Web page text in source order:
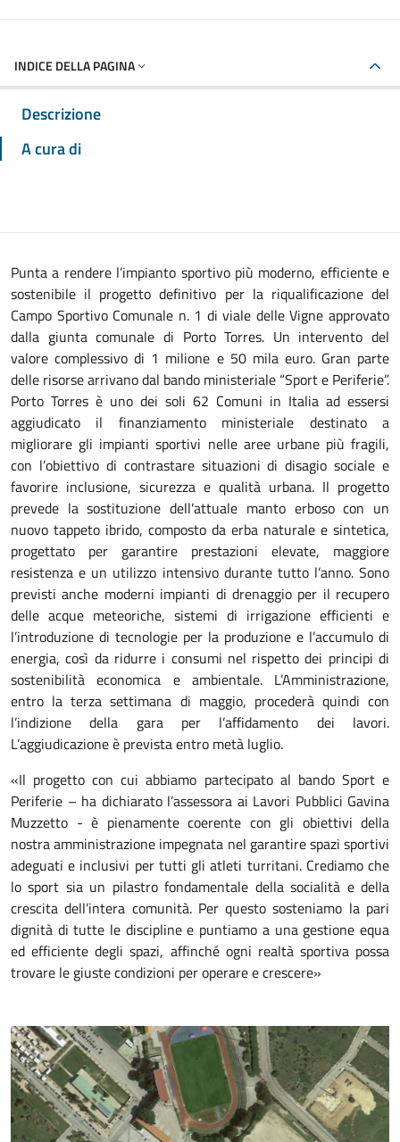
INDICE DELLA PAGINA
Descrizione
A cura di
Punta a rendere l’impianto sportivo più moderno, efficiente e
sostenibile il progetto definitivo per la riqualificazione del
Campo Sportivo Comunale n. 1 di viale delle Vigne approvato
dalla giunta comunale di Porto Torres. Un intervento del
valore complessivo di 1 milione e 50 mila euro. Gran parte
delle risorse arrivano dal bando ministeriale “Sport e Periferie”.
Porto Torres è uno dei soli 62 Comuni in Italia ad essersi
aggiudicato il finanziamento ministeriale destinato a
migliorare gli impianti sportivi nelle aree urbane più fragili,
con l’obiettivo di contrastare situazioni di disagio sociale e
favorire inclusione, sicurezza e qualità urbana. Il progetto
prevede la sostituzione dell’attuale manto erboso con un
nuovo tappeto ibrido, composto da erba naturale e sintetica,
progettato per garantire prestazioni elevate, maggiore
resistenza e un utilizzo intensivo durante tutto l’anno. Sono
previsti anche moderni impianti di drenaggio per il recupero
delle acque meteoriche, sistemi di irrigazione efficienti e
l’introduzione di tecnologie per la produzione e l’accumulo di
energia, così da ridurre i consumi nel rispetto dei principi di
sostenibilità economica e ambientale. L’Amministrazione,
entro la terza settimana di maggio, procederà quindi con
l’indizione della gara per l’affidamento dei lavori.
L’aggiudicazione è prevista entro metà luglio.
«Il progetto con cui abbiamo partecipato al bando Sport e
Periferie – ha dichiarato l’assessora ai Lavori Pubblici Gavina
Muzzetto - è pienamente coerente con gli obiettivi della
nostra amministrazione impegnata nel garantire spazi sportivi
adeguati e inclusivi per tutti gli atleti turritani. Crediamo che
lo sport sia un pilastro fondamentale della socialità e della
crescita dell’intera comunità. Per questo sosteniamo la pari
dignità di tutte le discipline e puntiamo a una gestione equa
ed efficiente degli spazi, affinché ogni realtà sportiva possa
trovare le giuste condizioni per operare e crescere»